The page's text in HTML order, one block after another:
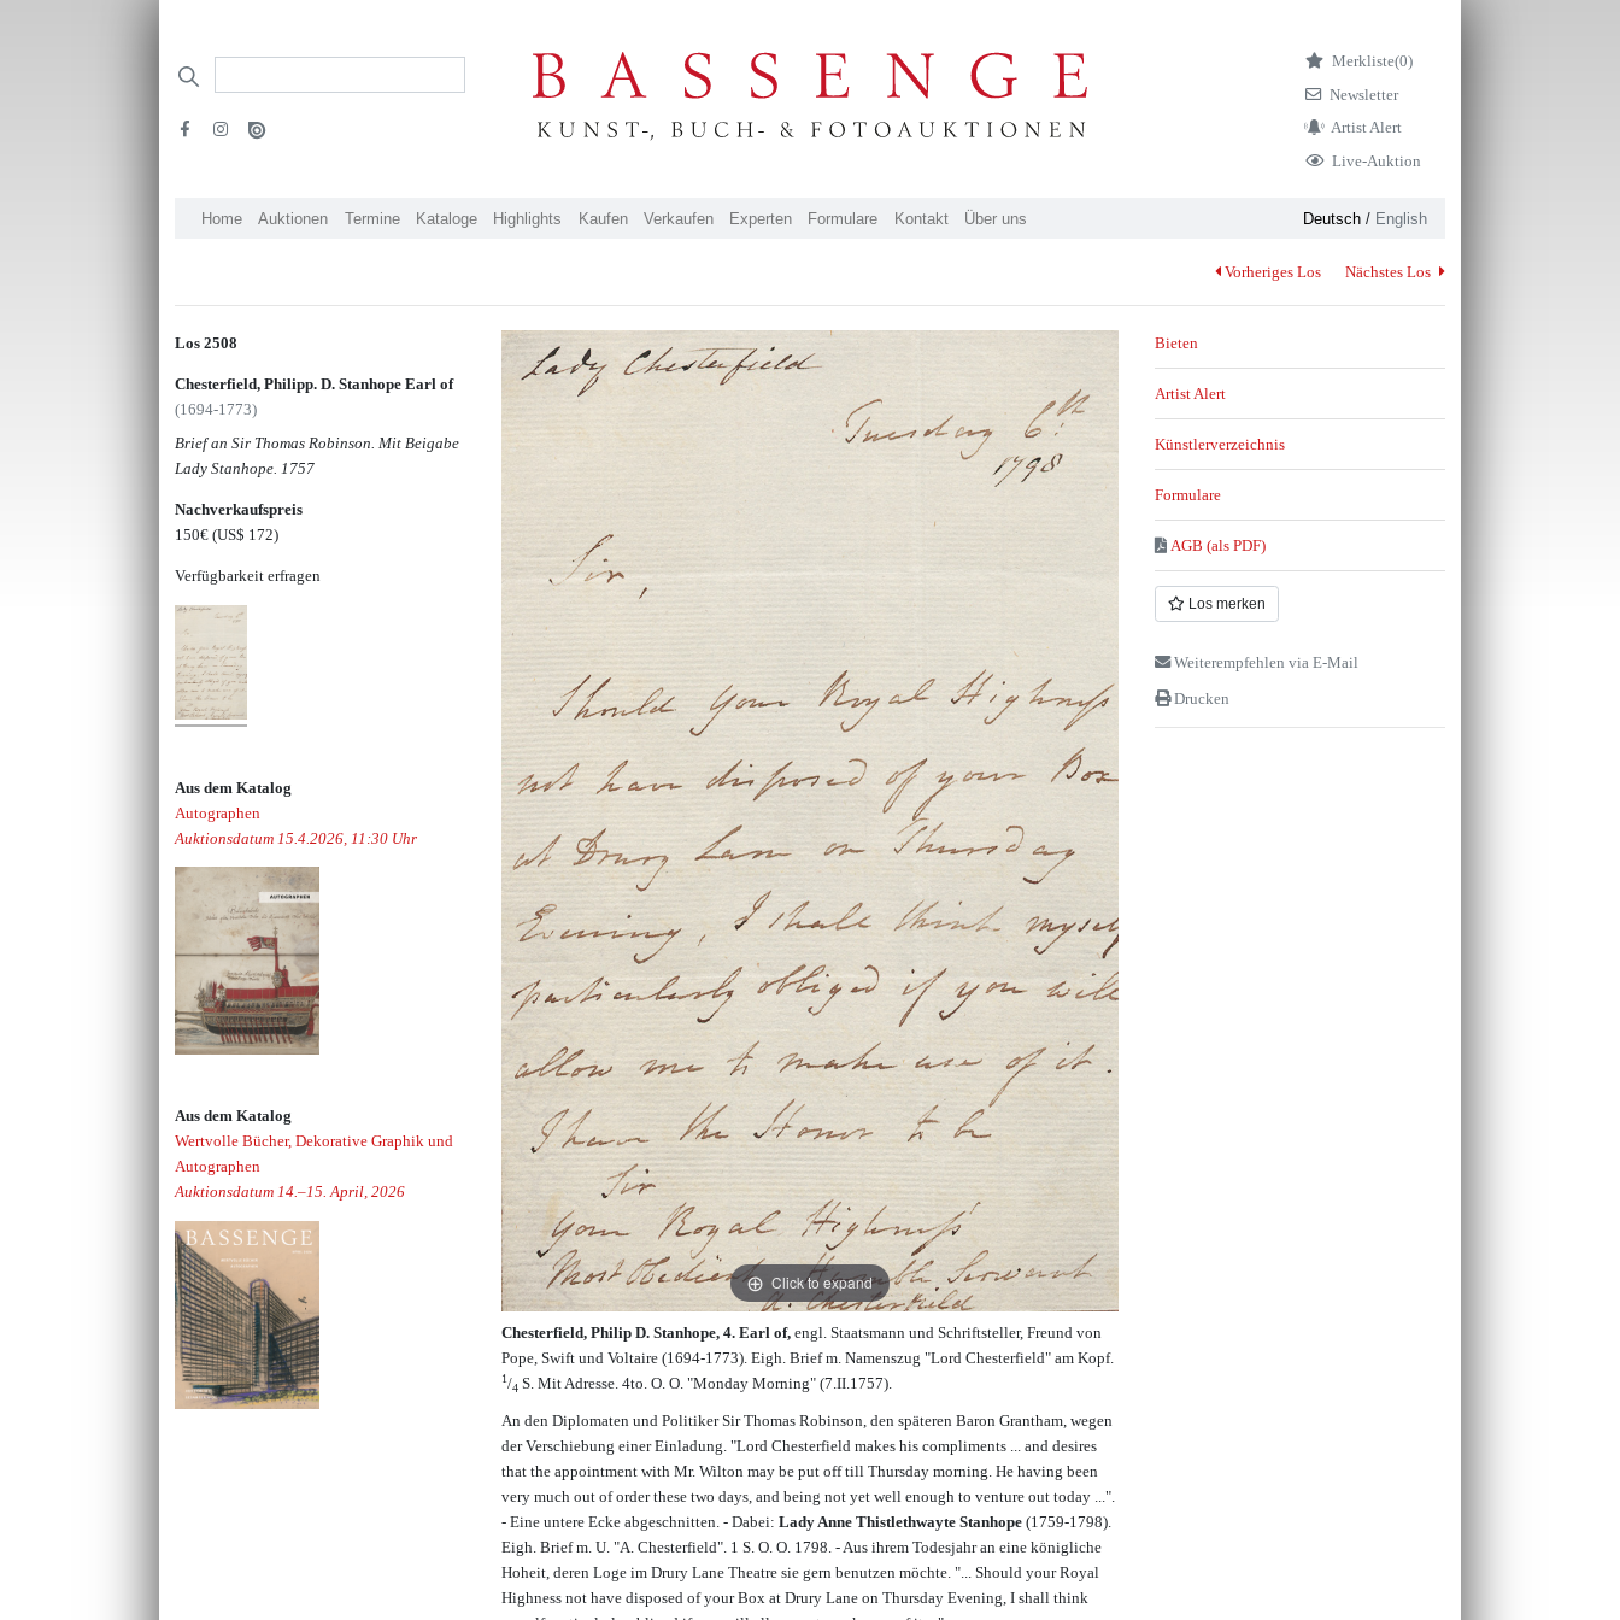
Merkliste(0)
Newsletter
Artist Alert
Live-Auktion
Home Auktionen Termine Kataloge Highlights Kaufen Verkaufen Experten Formulare Kontakt Über uns Deutsch/ English
Vorheriges Los Nächstes Los
Los 2508
Chesterfield, Philipp. D. Stanhope Earl of
(1694-1773)
Brief an Sir Thomas Robinson. Mit Beigabe
Lady Stanhope. 1757
Nachverkaufspreis
150€(US$ 172)
Verfügbarkeit erfragen
Aus dem Katalog
Autographen
Auktionsdatum 15.4.2026, 11:30 Uhr
Aus dem Katalog
Wertvolle Bücher, Dekorative Graphik und
Autographen
Auktionsdatum 14.–15. April, 2026
Click to expand
Chesterfield, Philip D. Stanhope, 4. Earl of,engl. Staatsmann und Schriftsteller, Freund von
Pope, Swift und Voltaire (1694-1773). Eigh. Brief m. Namenszug "Lord Chesterfield" am Kopf.
1/4 S. Mit Adresse. 4to. O. O. "Monday Morning" (7.II.1757).
An den Diplomaten und Politiker Sir Thomas Robinson, den späteren Baron Grantham, wegen
der Verschiebung einer Einladung. "Lord Chesterfield makes his compliments ... and desires
that the appointment with Mr. Wilton may be put off till Thursday morning. He having been
very much out of order these two days, and being not yet well enough to venture out today ...".
- Eine untere Ecke abgeschnitten. - Dabei:Lady Anne Thistlethwayte Stanhope(1759-1798).
Eigh. Brief m. U. "A. Chesterfield". 1 S. O. O. 1798. - Aus ihrem Todesjahr an eine königliche
Hoheit, deren Loge im Drury Lane Theatre sie gern benutzen möchte. "... Should your Royal
Highness not have disposed of your Box at Drury Lane on Thursday Evening, I shall think
Bieten
Artist Alert
Künstlerverzeichnis
Formulare
AGB (als PDF)
Los merken
Weiterempfehlen via E-Mail
Drucken